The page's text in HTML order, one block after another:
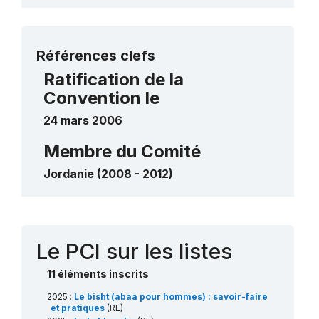
Références clefs
Ratification de la
Convention le
24 mars 2006
Membre du Comité
Jordanie (2008 - 2012)
Le PCI sur les listes
11 éléments inscrits
2025 : Le bisht (abaa pour hommes) : savoir-faire
et pratiques (RL)